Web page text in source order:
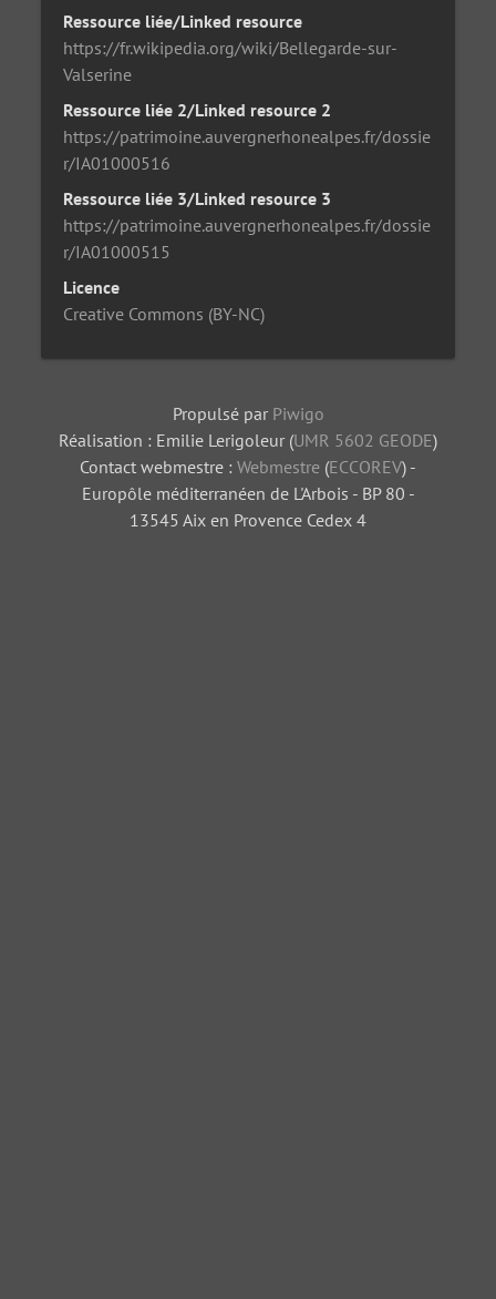
Ressource liée/Linked resource
https://fr.wikipedia.org/wiki/Bellegarde-sur-
Valserine
Ressource liée 2/Linked resource 2
https://patrimoine.auvergnerhonealpes.fr/dossie
r/IA01000516
Ressource liée 3/Linked resource 3
https://patrimoine.auvergnerhonealpes.fr/dossie
r/IA01000515
Licence
Creative Commons (BY-NC)
Propulsé par Piwigo
Réalisation : Emilie Lerigoleur (UMR 5602 GEODE)
Contact webmestre : Webmestre (ECCOREV) -
Europôle méditerranéen de L'Arbois - BP 80 -
13545 Aix en Provence Cedex 4